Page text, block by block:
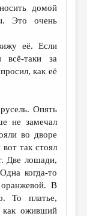
домой
Это очень
её. Если
таки за
как её
Опять
не замечал
во дворе
так стоял
Две лошади,
когда-то
В
То платье,
как оживший